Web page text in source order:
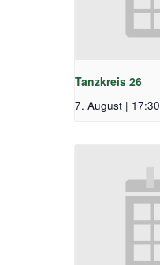
Tanzkreis 26
7. August | 17:30